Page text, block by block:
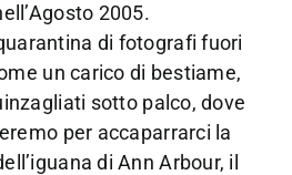
2005.
di fotografi fuori
un carico di bestiame,
sotto palco, dove
per accaparrarci la
di Ann Arbour, il